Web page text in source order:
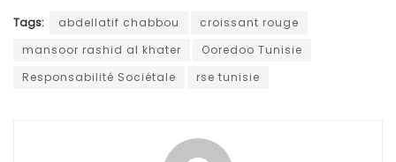
Tags: abdellatif chabbou
croissant rouge
mansoor rashid al khater
Ooredoo Tunisie
Responsabilité Sociétale
rse tunisie